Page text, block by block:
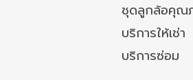
ชุดลูกล้อคุณ
บริการให้เช่า
บริการซ่อม